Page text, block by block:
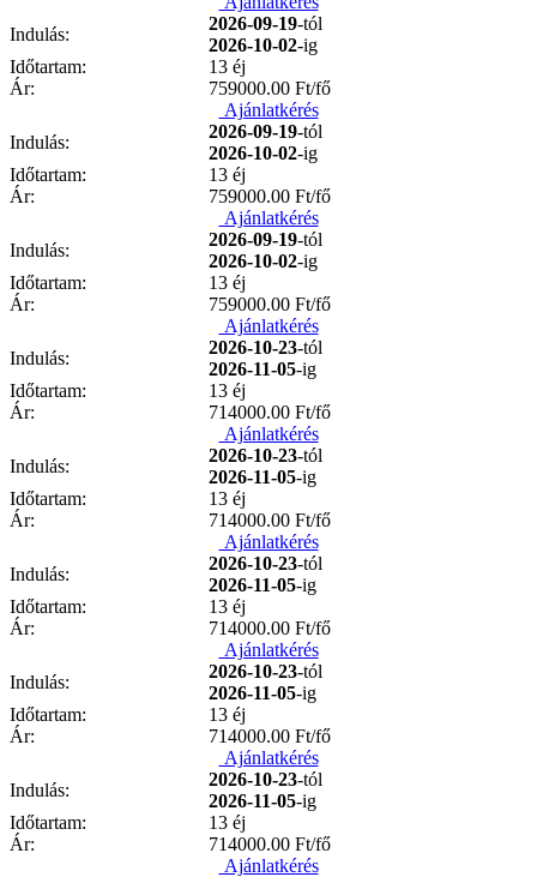
Indulás:
2026-09-19-tól
2026-10-02-ig
Időtartam:
13 éj
Ár:
759000.00 Ft/fő
Ajánlatkérés
Indulás:
2026-09-19-tól
2026-10-02-ig
Időtartam:
13 éj
Ár:
759000.00 Ft/fő
Ajánlatkérés
Indulás:
2026-09-19-tól
2026-10-02-ig
Időtartam:
13 éj
Ár:
759000.00 Ft/fő
Ajánlatkérés
Indulás:
2026-10-23-tól
2026-11-05-ig
Időtartam:
13 éj
Ár:
714000.00 Ft/fő
Ajánlatkérés
Indulás:
2026-10-23-tól
2026-11-05-ig
Időtartam:
13 éj
Ár:
714000.00 Ft/fő
Ajánlatkérés
Indulás:
2026-10-23-tól
2026-11-05-ig
Időtartam:
13 éj
Ár:
714000.00 Ft/fő
Ajánlatkérés
Indulás:
2026-10-23-tól
2026-11-05-ig
Időtartam:
13 éj
Ár:
714000.00 Ft/fő
Ajánlatkérés
Indulás:
2026-10-23-tól
2026-11-05-ig
Időtartam:
13 éj
Ár:
714000.00 Ft/fő
Ajánlatkérés